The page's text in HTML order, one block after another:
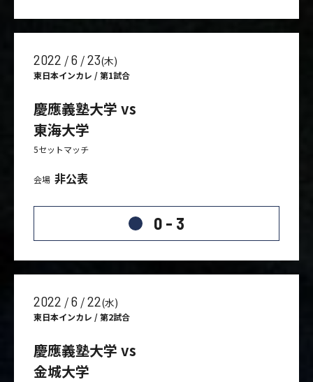
2022 /6 /23(木)
東日本インカレ / 第1試合
慶應義塾大学 vs
東海大学
5セットマッチ
会場 非公表
0 - 3
2022 /6 /22(水)
東日本インカレ / 第2試合
慶應義塾大学 vs
金城大学